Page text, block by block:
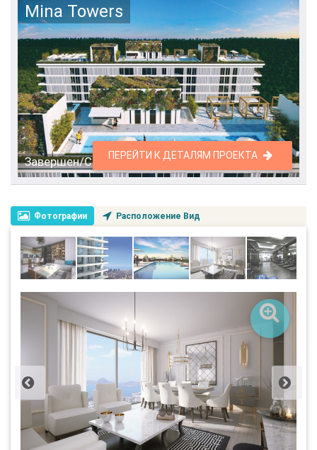
Mina Towers
Завершен/СданПЕРЕЙТИ К ДЕТАЛЯМ ПРОЕКТА
Фотографии Расположение Вид